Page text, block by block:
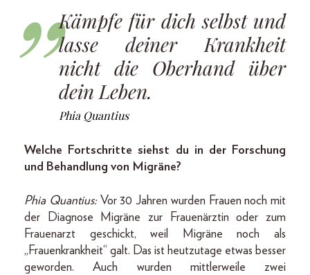
Kämpfe für dich selbst und
lasse deiner Krankheit
nicht die Oberhand über
dein Leben.
Phia Quantius
Welche Fortschritte siehst du in der Forschung
und Behandlung von Migräne?
Phia Quantius:Vor 30 Jahren wurden Frauen noch mit
der Diagnose Migräne zur Frauenärztin oder zum
Frauenarzt geschickt, weil Migräne noch als
„Frauenkrankheit“ galt. Das ist heutzutage etwas besser
geworden. Auch wurden mittlerweile zwei